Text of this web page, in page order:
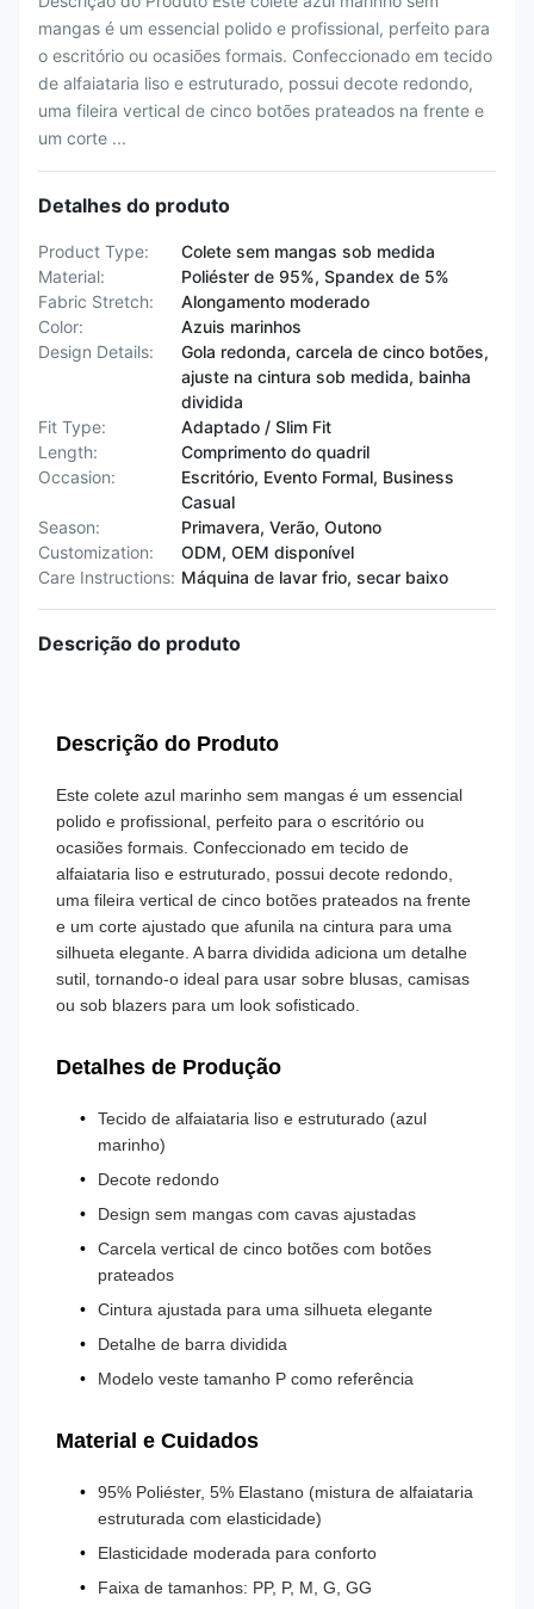
mangas é um essencial polido e profissional, perfeito para
o escritório ou ocasiões formais. Confeccionado em tecido
de alfaiataria liso e estruturado, possui decote redondo,
uma fileira vertical de cinco botões prateados na frente e
um corte ...
Detalhes do produto
Product Type:
Colete sem mangas sob medida
Material:
Poliéster de 95%, Spandex de 5%
Fabric Stretch:
Alongamento moderado
Color:
Azuis marinhos
Design Details:
Gola redonda, carcela de cinco botões,
ajuste na cintura sob medida, bainha
dividida
Fit Type:
Adaptado / Slim Fit
Length:
Comprimento do quadril
Occasion:
Escritório, Evento Formal, Business
Casual
Season:
Primavera, Verão, Outono
Customization:
ODM, OEM disponível
Care Instructions: Máquina de lavar frio, secar baixo
Descrição do produto
Descrição do Produto
Este colete azul marinho sem mangas é um essencial
polido e profissional, perfeito para o escritório ou
ocasiões formais. Confeccionado em tecido de
alfaiataria liso e estruturado, possui decote redondo,
uma fileira vertical de cinco botões prateados na frente
e um corte ajustado que afunila na cintura para uma
silhueta elegante. A barra dividida adiciona um detalhe
sutil, tornando-o ideal para usar sobre blusas, camisas
ou sob blazers para um look sofisticado.
Detalhes de Produção
Tecido de alfaiataria liso e estruturado (azul
marinho)
Decote redondo
Design sem mangas com cavas ajustadas
Carcela vertical de cinco botões com botões
prateados
Cintura ajustada para uma silhueta elegante
Detalhe de barra dividida
Modelo veste tamanho P como referência
Material e Cuidados
95% Poliéster, 5% Elastano (mistura de alfaiataria
estruturada com elasticidade)
Elasticidade moderada para conforto
Faixa de tamanhos: PP, P, M, G, GG